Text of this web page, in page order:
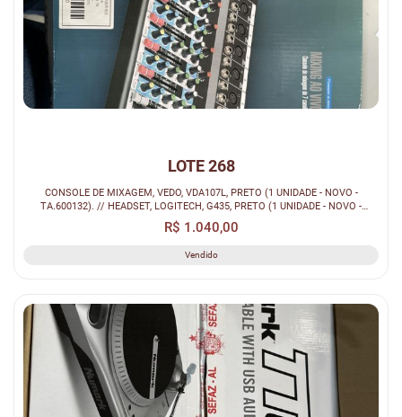
LOTE 268
CONSOLE DE MIXAGEM, VEDO, VDA107L, PRETO (1 UNIDADE - NOVO -
TA.600132). // HEADSET, LOGITECH, G435, PRETO (1 UNIDADE - NOVO -
TA.615135). /...
R$ 1.040,00
Vendido